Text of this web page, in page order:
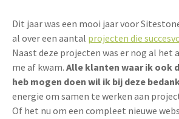
Dit jaar was een mooi jaar voor
al over een aantal projecten die
Naast deze projecten was er nog al het
me af kwam.Alle klanten waar ik ook
heb mogen doen wil ik bij deze
energie om samen te werken aan
Of het nu om een compleet nieuwe